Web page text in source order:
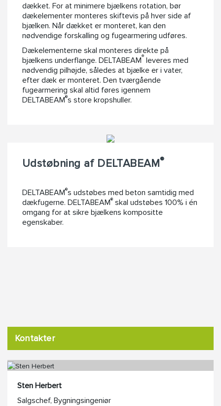
dækket. For at minimere bjælkens rotation, bør
dækelementer monteres skiftevis på hver side af
bjælken. Når dækket er monteret, kan den
nødvendige forskalling og fugearmering udføres.
Dækelementerne skal monteres direkte på
bjælkens underflange. DELTABEAM® leveres med
nødvendig pilhøjde, således at bjælke er i vater,
efter dæk er monteret. Den tværgående
fugearmering skal altid føres igennem
DELTABEAM®s store kropshuller.
Udstøbning af DELTABEAM®
DELTABEAM®s udstøbes med beton samtidig med
dækfugerne. DELTABEAM® skal udstøbes 100% i én
omgang for at sikre bjælkens kompositte
egenskaber.
Kontakter
Sten Herbert
Salgschef, Bygningsingeniør